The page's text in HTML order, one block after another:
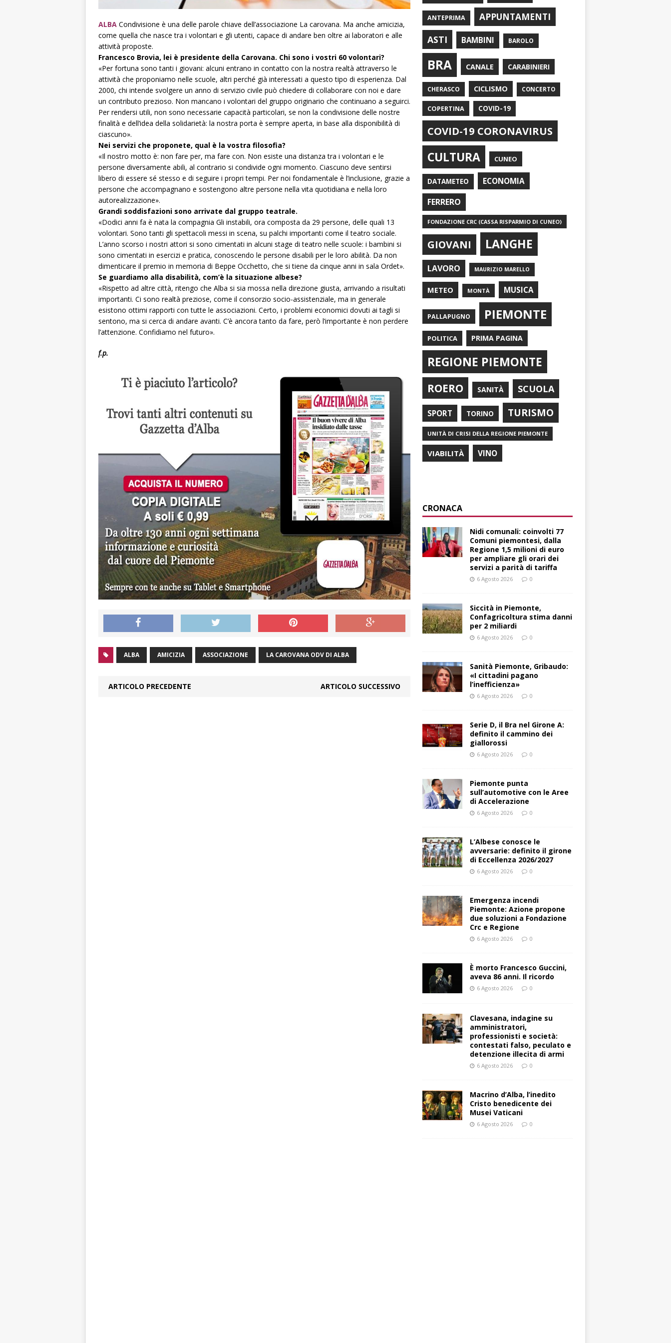
ALBA Condivisione è una delle parole chiave dell’associazione La carovana. Ma anche amicizia,
come quella che nasce tra i volontari e gli utenti, capace di andare ben oltre ai laboratori e alle
attività proposte.
Francesco Brovia, lei è presidente della Carovana. Chi sono i vostri 60 volontari?
«Per fortuna sono tanti i giovani: alcuni entrano in contatto con la nostra realtà attraverso le
attività che proponiamo nelle scuole, altri perché già interessati a questo tipo di esperienza. Dal
2000, chi intende svolgere un anno di servizio civile può chiedere di collaborare con noi e dare
un contributo prezioso. Non mancano i volontari del gruppo originario che continuano a seguirci.
Per rendersi utili, non sono necessarie capacità particolari, se non la condivisione delle nostre
finalità e dell’idea della solidarietà: la nostra porta è sempre aperta, in base alla disponibilità di
ciascuno».
Nei servizi che proponete, qual è la vostra filosofia?
«Il nostro motto è: non fare per, ma fare con. Non esiste una distanza tra i volontari e le
persone diversamente abili, al contrario si condivide ogni momento. Ciascuno deve sentirsi
libero di essere sé stesso e di seguire i propri tempi. Per noi fondamentale è l’inclusione, grazie a
persone che accompagnano e sostengono altre persone nella vita quotidiana e nella loro
autorealizzazione».
Grandi soddisfazioni sono arrivate dal gruppo teatrale.
«Dodici anni fa è nata la compagnia Gli instabili, ora composta da 29 persone, delle quali 13
volontari. Sono tanti gli spettacoli messi in scena, su palchi importanti come il teatro sociale.
L’anno scorso i nostri attori si sono cimentati in alcuni stage di teatro nelle scuole: i bambini si
sono cimentati in esercizi e pratica, conoscendo le persone disabili per le loro abilità. Da non
dimenticare il premio in memoria di Beppe Occhetto, che si tiene da cinque anni in sala Ordet».
Se guardiamo alla disabilità, com’è la situazione albese?
«Rispetto ad altre città, ritengo che Alba si sia mossa nella direzione giusta, arrivando a risultati
importanti. Ci sono realtà preziose, come il consorzio socio-assistenziale, ma in generale
esistono ottimi rapporti con tutte le associazioni. Certo, i problemi economici dovuti ai tagli si
sentono, ma si cerca di andare avanti. C’è ancora tanto da fare, però l’importante è non perdere
l’attenzione. Confidiamo nel futuro».
f.p.
ALBA AMICIZIA ASSOCIAZIONE LA CAROVANA ODV DI ALBA
ARTICOLO PRECEDENTE ARTICOLO SUCCESSIVO
ANTEPRIMA
APPUNTAMENTI
ASTI
BAMBINI BAROLO
BRA CANALE CARABINIERI
CHERASCO CICLISMO CONCERTO
COPERTINA COVID-19
COVID-19 CORONAVIRUS
CULTURA CUNEO
DATAMETEO ECONOMIA
FERRERO
FONDAZIONE CRC (CASSA RISPARMIO DI CUNEO)
GIOVANI LANGHE
LAVORO MAURIZIO MARELLO
METEO MONTÀ MUSICA
PALLAPUGNO PIEMONTE
POLITICA PRIMA PAGINA
REGIONE PIEMONTE
ROERO SANITÀ SCUOLA
SPORT TORINO TURISMO
UNITÀ DI CRISI DELLA REGIONE PIEMONTE
VIABILITÀ VINO
CRONACA
Nidi comunali: coinvolti 77
Comuni piemontesi, dalla
Regione 1,5 milioni di euro
per ampliare gli orari dei
servizi a parità di tariffa
6 Agosto 2026 0
Siccità in Piemonte,
Confagricoltura stima danni
per 2 miliardi
6 Agosto 2026 0
Sanità Piemonte, Gribaudo:
«I cittadini pagano
l’inefficienza»
6 Agosto 2026 0
Serie D, il Bra nel Girone A:
definito il cammino dei
giallorossi
6 Agosto 2026 0
Piemonte punta
sull’automotive con le Aree
di Accelerazione
6 Agosto 2026 0
L’Albese conosce le
avversarie: definito il girone
di Eccellenza 2026/2027
6 Agosto 2026 0
Emergenza incendi
Piemonte: Azione propone
due soluzioni a Fondazione
Crc e Regione
6 Agosto 2026 0
È morto Francesco Guccini,
aveva 86 anni. Il ricordo
6 Agosto 2026 0
Clavesana, indagine su
amministratori,
professionisti e società:
contestati falso, peculato e
detenzione illecita di armi
6 Agosto 2026 0
Macrino d’Alba, l’inedito
Cristo benedicente dei
Musei Vaticani
6 Agosto 2026 0